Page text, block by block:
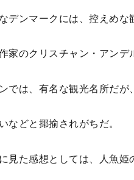
デンマークには、控えめな
家のクリスチャン・アンデ
では、有名な観光名所だが
などと揶揄されがちだ。
見た感想としては、人魚